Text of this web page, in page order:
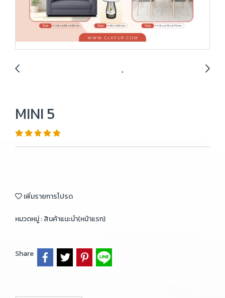
MINI 5
เพิ่มรายการโปรด
หมวดหมู่ :สินค้าแนะนำ(หน้าแรก)
Share